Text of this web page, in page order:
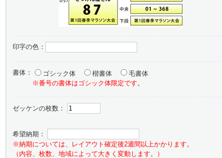
印字の色：
書体： ゴシック体 楷書体
毛書体
※番号の書体はゴシック体限定です。
ゼッケンの枚数：
希望納期：
※納期については、レイアウト確定後2週間以上かかります。
（内容、枚数、地域によって大きく変動します。）